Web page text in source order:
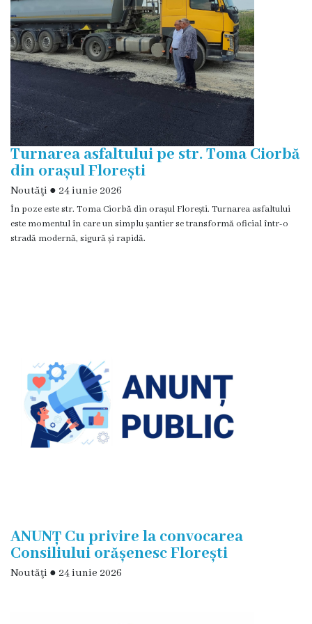
Prezentare
generală
Simbolurile
oraşului
(Stema-
drapelul
or.
Floreşti)
Aşezare
Oraşului
Potenţialul
turistic
Cetăţeni
de
Turnarea asfaltului pe str. Toma Ciorbă
din orașul Florești
Noutăţi ● 24 iunie 2026
În poze este str. Toma Ciorbă din orașul Florești. Turnarea asfaltului
este momentul în care un simplu șantier se transformă oficial într-o
stradă modernă, sigură și rapidă.
ANUNȚ Cu privire la convocarea
Consiliului orășenesc Florești
Noutăţi ● 24 iunie 2026